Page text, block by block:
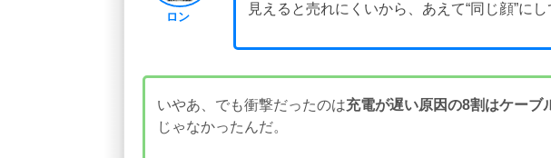
ロン
見えると売れにくいから、あえて“同じ顔”にし
いやあ、でも衝撃だったのは充電が遅い原因の8割はケーブ
じゃなかったんだ。